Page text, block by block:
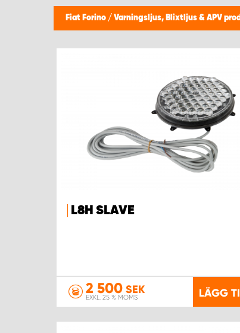
Fiat Forino / Varningsljus, Blixtljus & APV
L8H SLAVE
2 500 SEK
EXKL. 25 % MOMS LÄGG